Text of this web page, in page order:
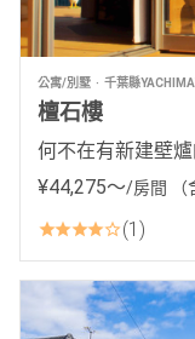
公寓/別墅 千葉縣
檀石樓
何不在有新建壁
¥44,275〜/房間 （
1